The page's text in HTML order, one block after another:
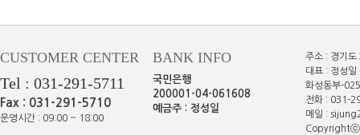
CUSTOMER CENTER
Tel : 031-291-5711
Fax : 031-291-5710
운영시간 : 09:00 ~ 18:00
BANK INFO
국민은행
200001-04-061608
예금주 : 정성일
주소 : 경기
대표 : 정성
화성동부-
전화 : 031-
메일 :